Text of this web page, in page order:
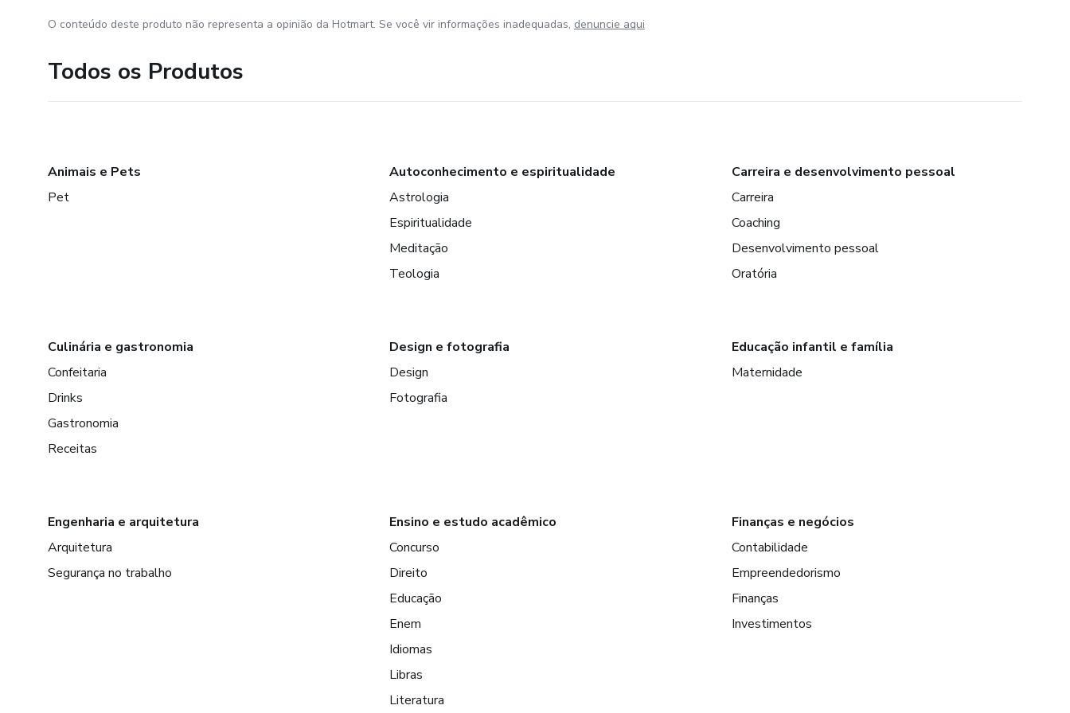
O conteúdo deste produto não representa a opinião da Hotmart. Se você vir informações inadequadas, denuncie aqui
Todos os Produtos
Animais e Pets
Pet
Autoconhecimento e espiritualidade
Astrologia
Espiritualidade
Meditação
Teologia
Carreira e desenvolvimento pessoal
Carreira
Coaching
Desenvolvimento pessoal
Oratória
Culinária e gastronomia
Confeitaria
Drinks
Gastronomia
Receitas
Design e fotografia
Design
Fotografia
Educação infantil e família
Maternidade
Engenharia e arquitetura
Arquitetura
Segurança no trabalho
Ensino e estudo acadêmico
Concurso
Direito
Educação
Enem
Idiomas
Libras
Literatura
Finanças e negócios
Contabilidade
Empreendedorismo
Finanças
Investimentos